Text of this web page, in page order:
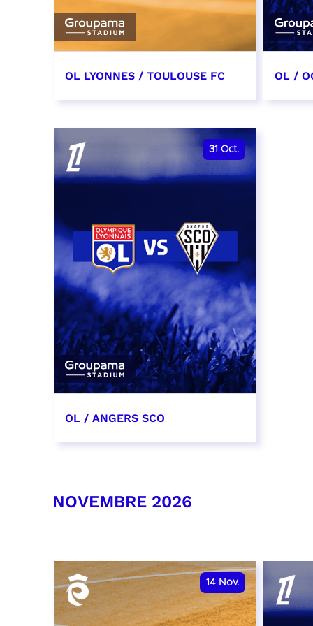
OL LYONNES / TOULOUSE FC
date et heure à confirmer
RÉSERVER
OL /
31 Oct.
OL / ANGERS SCO
RÉSERVER
NOVEMBRE 2026
14 Nov.